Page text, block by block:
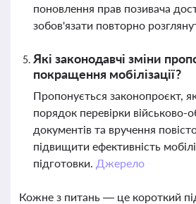
поновлення прав позивача
зобов'язати повторно
Які законодавчі зміни
покращення мобілізації?
Пропонується законопроєкт,
порядок перевірки військово-
документів та вручення
підвищити ефективність
підготовки. Джерело
Кожне з питань — це короткий